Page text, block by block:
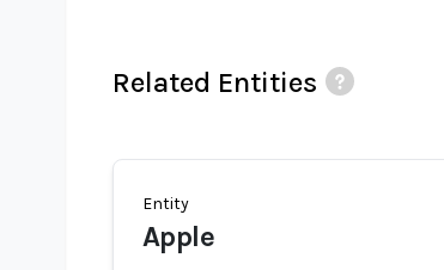
Related Entities
Entity
Apple